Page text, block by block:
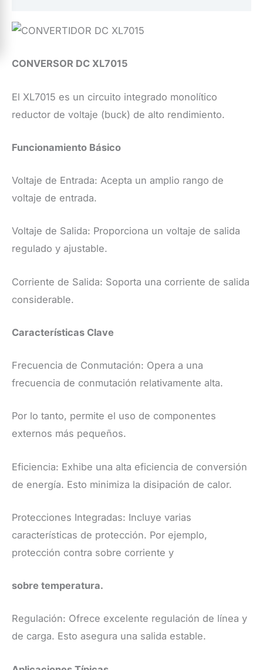
CONVERSOR DC XL7015
El XL7015 es un circuito integrado monolítico
reductor de voltaje (buck) de alto rendimiento.
Funcionamiento Básico
Voltaje de Entrada: Acepta un amplio rango de
voltaje de entrada.
Voltaje de Salida: Proporciona un voltaje de salida
regulado y ajustable.
Corriente de Salida: Soporta una corriente de salida
considerable.
Características Clave
Frecuencia de Conmutación: Opera a una
frecuencia de conmutación relativamente alta.
Por lo tanto, permite el uso de componentes
externos más pequeños.
Eficiencia: Exhibe una alta eficiencia de conversión
de energía. Esto minimiza la disipación de calor.
Protecciones Integradas: Incluye varias
características de protección. Por ejemplo,
protección contra sobre corriente y
sobre temperatura.
Regulación: Ofrece excelente regulación de línea y
de carga. Esto asegura una salida estable.